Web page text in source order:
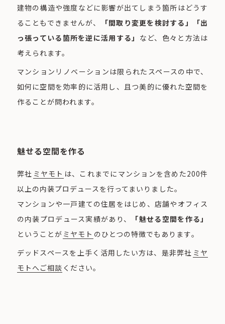
建物の構造や強度などに影響が出てしまう箇所はどうす
ることもできませんが、
「間取り変更を検討する」「出
っ張っている箇所を逆に活用する」 など、色々と方法は
考えられます。
マンションリノベーションは限られたスペースの中で、
如何に空間を効率的に活用し、且つ美的に優れた空間を
作ることが問われます。
魅せる空間を作る
弊社 ミヤモト は、これまでにマンションを含めた200件
以上の内装プロデュースを行ってまいりました。
マンションや一戸建ての住居をはじめ、店舗やオフィス
の内装プロデュース実績があり、
「魅せる空間を作る」
ということが ミヤモト のひとつの特徴でもあります。
デッドスペースを上手く活用したい方は、是非弊社 ミヤ
モトへご相談 ください。